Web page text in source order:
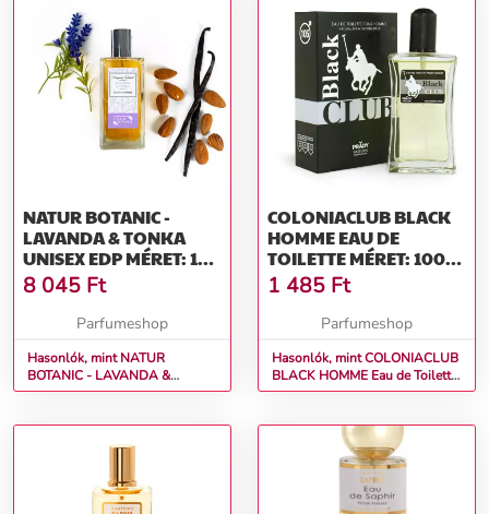
NATUR BOTANIC -
LAVANDA & TONKA
UNISEX EDP MÉRET: 100
ML
8 045 Ft
Parfumeshop
Hasonlók, mint NATUR
BOTANIC - LAVANDA &
TONKA Unisex EDP Méret: 100
COLONIACLUB BLACK
HOMME EAU DE
TOILETTE MÉRET: 100
ML
1 485 Ft
Parfumeshop
Hasonlók, mint COLONIACLUB
BLACK HOMME Eau de Toilette
Méret: 100 ml